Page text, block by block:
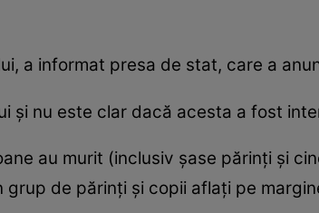
a informat presa de stat, care a
și nu este clar dacă acesta a fost
au murit (inclusiv șase părinți și
de părinți și copii aflați pe